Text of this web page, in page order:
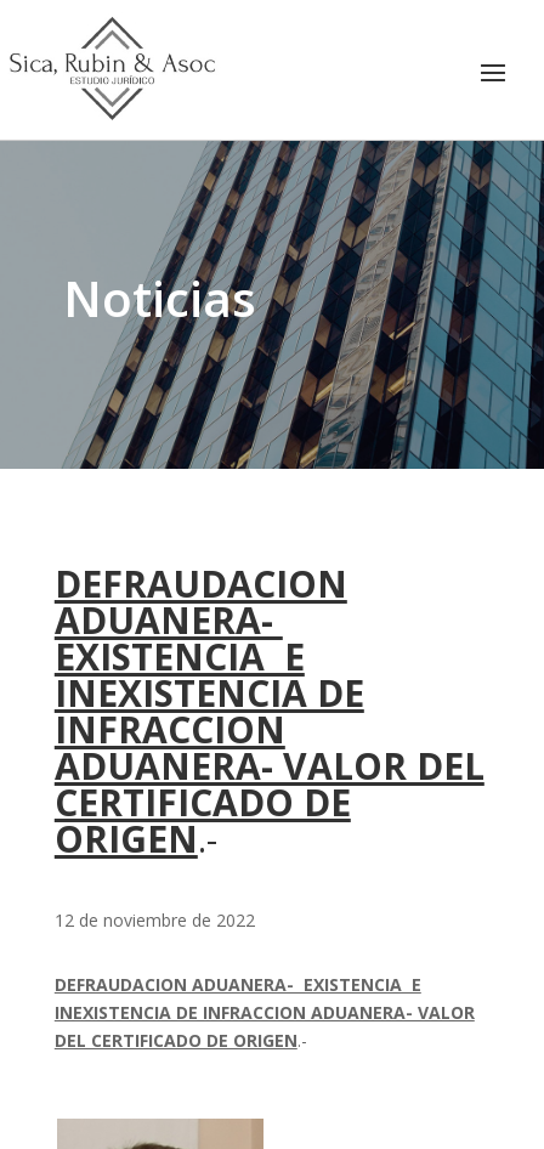
Noticias
DEFRAUDACION
ADUANERA-
EXISTENCIA E
INEXISTENCIA DE
INFRACCION
ADUANERA- VALOR DEL
CERTIFICADO DE
ORIGEN.-
12 de noviembre de 2022
DEFRAUDACION ADUANERA- EXISTENCIA E
INEXISTENCIA DE INFRACCION ADUANERA- VALOR
DEL CERTIFICADO DE ORIGEN.-